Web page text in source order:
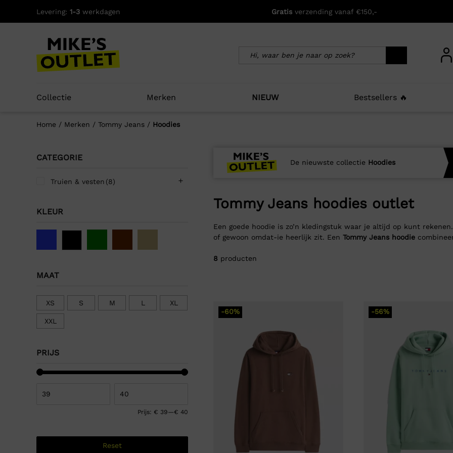
Levering: 1-3 werkdagen Gratisverzending vanaf €150,-
Collectie Merken NIEUW Bestsellers 🔥
Home / Merken / Tommy Jeans / Hoodies
CATEGORIE
Truien & vesten (8)
KLEUR
MAAT
XS S M L XL
XXL
PRIJS
Prijs: € 39—€ 40
Reset
De nieuwste collectie Hoodies
Tommy Jeans hoodies outlet
Een goede hoodie is zo’n kledingstuk waar je altijd op kunt
of gewoon omdat-ie heerlijk zit. Een Tommy Jeans hoodie
8 producten
-60% -56%